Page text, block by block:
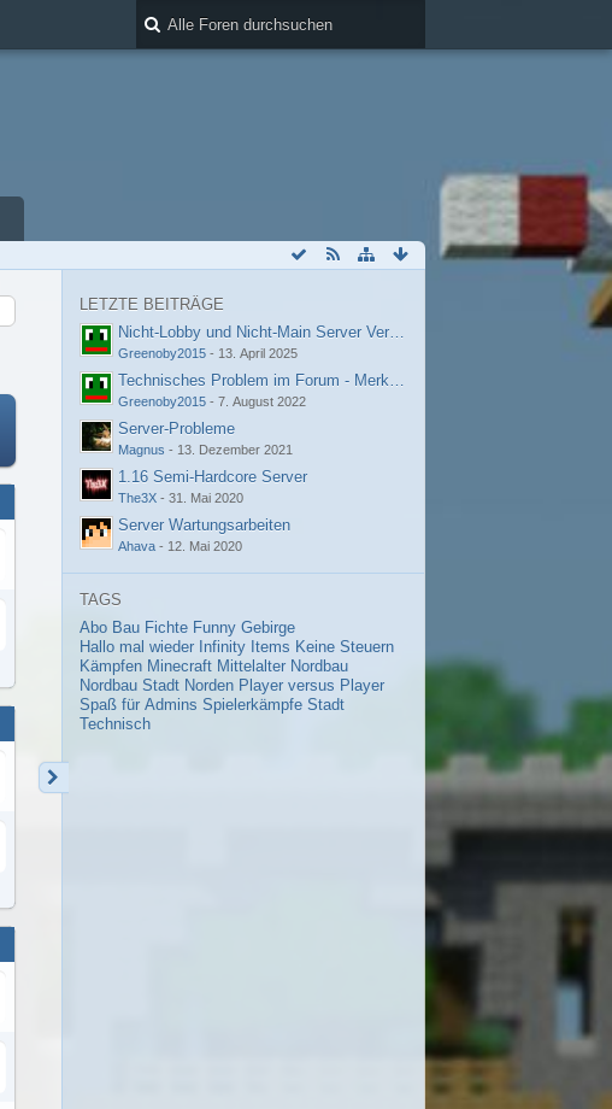
LETZTE BEITRÄGE
Nicht-Lobby und Nicht-Main Server Verbindungsprobleme
Greenoby2015- 13. April 2025
Technisches Problem im Forum - Merkwürdige Fehlermeldung
Greenoby2015- 7. August 2022
Server-Probleme
Magnus - 13. Dezember 2021
1.16 Semi-Hardcore Server
The3X- 31. Mai 2020
Server Wartungsarbeiten
Ahava- 12. Mai 2020
TAGS
Abo Bau Fichte Funny Gebirge
Hallo mal wieder Infinity Items Keine Steuern
Kämpfen Minecraft Mittelalter Nordbau
Nordbau Stadt Norden Player versus Player
Spaß für Admins Spielerkämpfe Stadt
Technisch